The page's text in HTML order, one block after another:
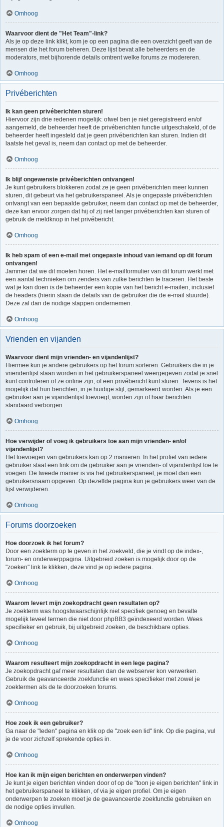
Omhoog
Waarvoor dient de "Het Team"-link?
Als je op deze link klikt, kom je op een pagina die een overzicht geeft van de
mensen die het forum beheren. Deze lijst bevat alle beheerders en de
moderators, met bijhorende details omtrent welke forums ze modereren.
Omhoog
Privéberichten
Ik kan geen privéberichten sturen!
Hiervoor zijn drie redenen mogelijk: ofwel ben je niet geregistreerd en/of
aangemeld, de beheerder heeft de privéberichten functie uitgeschakeld, of de
beheerder heeft ingesteld dat je geen privéberichten kan sturen. Indien dit
laatste het geval is, neem dan contact op met de beheerder.
Omhoog
Ik blijf ongewenste privéberichten ontvangen!
Je kunt gebruikers blokkeren zodat ze je geen privéberichten meer kunnen
sturen, dit gebeurt via het gebruikerspaneel. Als je ongepaste privéberichten
ontvangt van een bepaalde gebruiker, neem dan contact op met de beheerder,
deze kan ervoor zorgen dat hij of zij niet langer privéberichten kan sturen of
gebruik de meldknop in het privébericht.
Omhoog
Ik heb spam of een e-mail met ongepaste inhoud van iemand op dit forum
ontvangen!
Jammer dat we dit moeten horen. Het e-mailformulier van dit forum werkt met
een aantal technieken om zenders van zulke berichten te traceren. Het beste
wat je kan doen is de beheerder een kopie van het bericht e-mailen, inclusief
de headers (hierin staan de details van de gebruiker die de e-mail stuurde).
Deze zal dan de nodige stappen ondernemen.
Omhoog
Vrienden en vijanden
Waarvoor dient mijn vrienden- en vijandenlijst?
Hiermee kun je andere gebruikers op het forum sorteren. Gebruikers die in je
vriendenlijst staan worden in het gebruikerspaneel weergegeven zodat je snel
kunt controleren of ze online zijn, of een privébericht kunt sturen. Tevens is het
mogelijk dat hun berichten, in je huidige stijl, gemarkeerd worden. Als je een
gebruiker aan je vijandenlijst toevoegt, worden zijn of haar berichten
standaard verborgen.
Omhoog
Hoe verwijder of voeg ik gebruikers toe aan mijn vrienden- en/of
vijandenlijst?
Het toevoegen van gebruikers kan op 2 manieren. In het profiel van iedere
gebruiker staat een link om de gebruiker aan je vrienden- of vijandenlijst toe te
voegen. De tweede manier is via het gebruikerspaneel, je moet dan een
gebruikersnaam opgeven. Op dezelfde pagina kun je gebruikers weer van de
lijst verwijderen.
Omhoog
Forums doorzoeken
Hoe doorzoek ik het forum?
Door een zoekterm op te geven in het zoekveld, die je vindt op de index-,
forum- en onderwerppagina. Uitgebreid zoeken is mogelijk door op de
"zoeken" link te klikken, deze vind je op iedere pagina.
Omhoog
Waarom levert mijn zoekopdracht geen resultaten op?
Je zoekterm was hoogstwaarschijnlijk niet specifiek genoeg en bevatte
mogelijk teveel termen die niet door phpBB3 geïndexeerd worden. Wees
specifieker en gebruik, bij uitgebreid zoeken, de beschikbare opties.
Omhoog
Waarom resulteert mijn zoekopdracht in een lege pagina?
Je zoekopdracht gaf meer resultaten dan de webserver kon verwerken.
Gebruik de geavanceerde zoekfunctie en wees specifieker met zowel je
zoektermen als de te doorzoeken forums.
Omhoog
Hoe zoek ik een gebruiker?
Ga naar de "leden" pagina en klik op de "zoek een lid" link. Op die pagina, vul
je de voor zichzelf sprekende opties in.
Omhoog
Hoe kan ik mijn eigen berichten en onderwerpen vinden?
Je kunt je eigen berichten vinden door of op de "toon je eigen berichten" link in
het gebruikerspaneel te klikken, of via je eigen profiel. Om je eigen
onderwerpen te zoeken moet je de geavanceerde zoekfunctie gebruiken en
de nodige opties invullen.
Omhoog